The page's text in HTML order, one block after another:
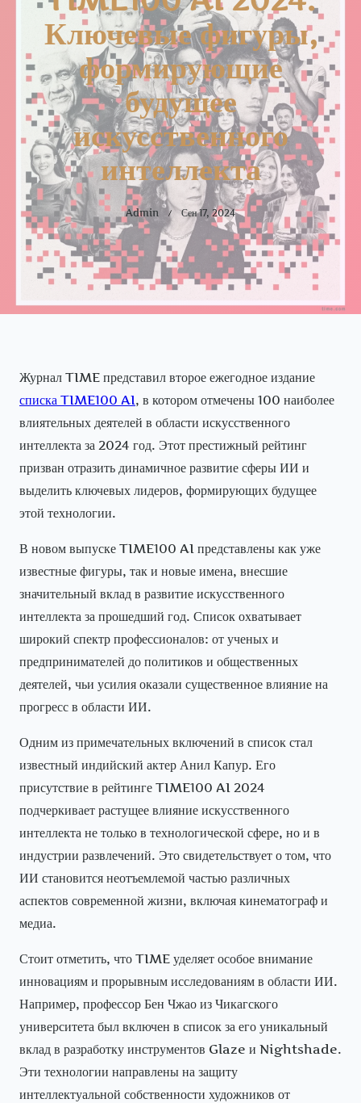
Ключевые фигуры,
формирующие
будущее
искусственного
интеллекта
Admin Сен 17, 2024
Журнал TIME представил второе ежегодное издание
списка TIME100 AI, в котором отмечены 100 наиболее
влиятельных деятелей в области искусственного
интеллекта за 2024 год. Этот престижный рейтинг
призван отразить динамичное развитие сферы ИИ и
выделить ключевых лидеров, формирующих будущее
этой технологии.
В новом выпуске TIME100 AI представлены как уже
известные фигуры, так и новые имена, внесшие
значительный вклад в развитие искусственного
интеллекта за прошедший год. Список охватывает
широкий спектр профессионалов: от ученых и
предпринимателей до политиков и общественных
деятелей, чьи усилия оказали существенное влияние на
прогресс в области ИИ.
Одним из примечательных включений в список стал
известный индийский актер Анил Капур. Его
присутствие в рейтинге TIME100 AI 2024
подчеркивает растущее влияние искусственного
интеллекта не только в технологической сфере, но и в
индустрии развлечений. Это свидетельствует о том, что
ИИ становится неотъемлемой частью различных
аспектов современной жизни, включая кинематограф и
медиа.
Стоит отметить, что TIME уделяет особое внимание
инновациям и прорывным исследованиям в области ИИ.
Например, профессор Бен Чжао из Чикагского
университета был включен в список за его уникальный
вклад в разработку инструментов Glaze и Nightshade.
Эти технологии направлены на защиту
интеллектуальной собственности художников от